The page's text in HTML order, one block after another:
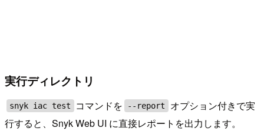
実行ディレクトリ
snyk iac test コマンドを --report
オプション付きで実
行すると、Snyk Web UI に直接レポートを出力します。